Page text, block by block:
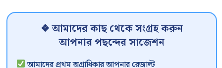
❖ আমাদের কাছ থেকে সংগ্রহ করুন
আপনার পছন্দের সাজেশন
আমাদের প্রথম অগ্রাধিকার আপনার রেজাল্ট